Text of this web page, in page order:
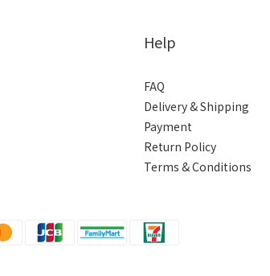
Help
FAQ
Delivery & Shipping
Payment
Return Policy
Terms & Conditions